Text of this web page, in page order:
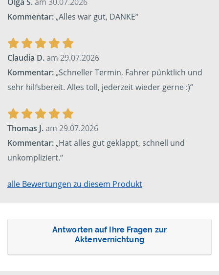
Kommentar:„Alles war gut, DANKE“
Claudia D.am 29.07.2026
Kommentar:„Schneller Termin, Fahrer pünktlich und
sehr hilfsbereit. Alles toll, jederzeit wieder gerne :)“
Thomas J.am 29.07.2026
Kommentar:„Hat alles gut geklappt, schnell und
unkompliziert.“
alle Bewertungen zu diesem Produkt
Antworten auf Ihre Fragen zur
Aktenvernichtung